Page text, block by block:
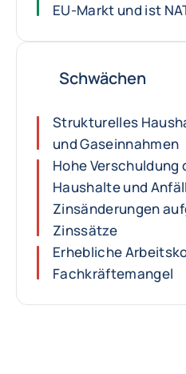
EU-Markt und ist
Schwächen
Strukturelles
und Gaseinnahmen
Hohe Verschuldung
Haushalte und
Zinsänderungen
Zinssätze
Erhebliche
Fachkräftemangel